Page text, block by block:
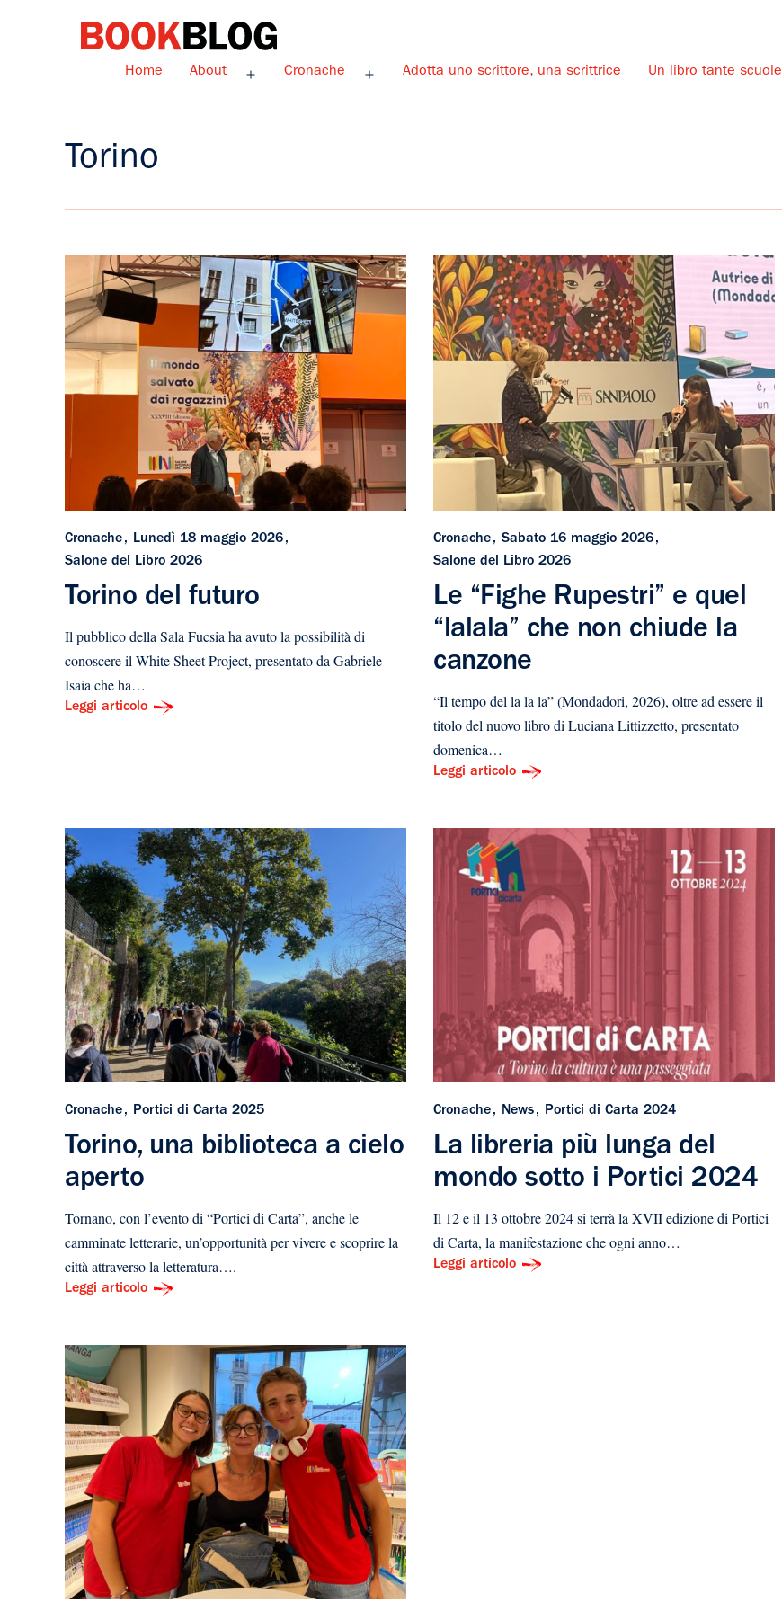
Home About
Apri
Cronache
Apri
Adotta uno scrittore, una scrittrice Un libro tante scuole
Torino
Cronache
Lunedì 18 maggio 2026
Salone del Libro 2026
Torino del futuro
Il pubblico della Sala Fucsia ha avuto la possibilità di
conoscere il White Sheet Project, presentato da Gabriele
Isaia che ha…
Leggi articolo
Cronache
Sabato 16 maggio 2026
Salone del Libro 2026
Le “Fighe Rupestri” e quel
“lalala” che non chiude la
canzone
“Il tempo del la la la” (Mondadori, 2026), oltre ad essere il
titolo del nuovo libro di Luciana Littizzetto, presentato
domenica…
Leggi articolo
Cronache Portici di Carta 2025
Torino, una biblioteca a cielo
aperto
Tornano, con l’evento di “Portici di Carta”, anche le
camminate letterarie, un’opportunità per vivere e scoprire la
città attraverso la letteratura….
Leggi articolo
Cronache News Portici di Carta 2024
La libreria più lunga del
mondo sotto i Portici 2024
Il 12 e il 13 ottobre 2024 si terrà la XVII edizione di Portici
di Carta, la manifestazione che ogni anno…
Leggi articolo